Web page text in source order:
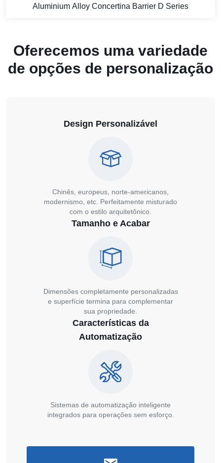
Aluminium Alloy Concertina Barrier D Series
Oferecemos uma variedade
de opções de personalização
Design Personalizável
Chinês, europeus, norte-americanos,
modernismo, etc. Perfeitamente misturado
com o estilo arquitetônico.
Tamanho e Acabar
Dimensões completamente personalizadas
e superfície termina para complementar
sua propriedade.
Características da
Automatização
Sistemas de automatização inteligente
integrados para operações sem esforço.